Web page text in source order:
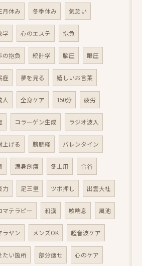
月休み 冬季休み 気怠い
学 心のエステ 抱負
の抱負 統計学 脳圧 眼圧
症 夢を見る 嬉しいお言葉
人 全身ケア 150分 疲労
コラーゲン生成 ラジオ波入
上げる 膀胱経 バレンタイン
満身創痍 冬土用 合谷
力 足三里 ツボ押し 出雲大社
マテラピー 和漢 咳喘息 風池
ラヤン メンズOK 超音波ケア
たい箇所 部分痩せ 心のケア